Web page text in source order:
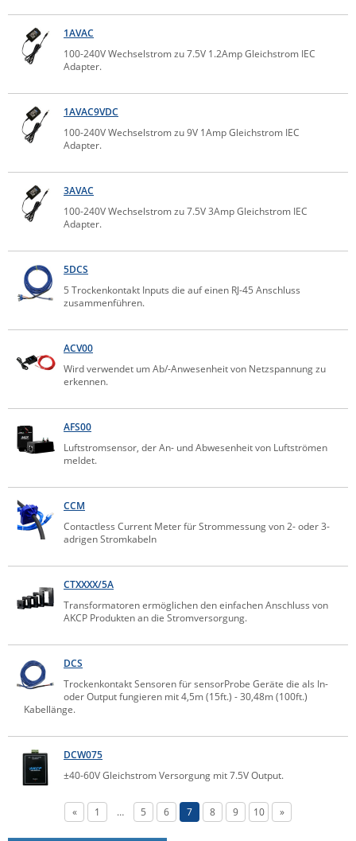
Netio
Panorama Antennas
PatchSee
Power Kingdom
Poynting
Raritan
Riello UPS
Server Technology
Siretta
Sunbird
Tactical Software
Teltonika
Unwired Networks
WATTECO
Westermo
ZPE Systems
1AVAC
100-240V Wechselstrom zu 7.5V 1.2Amp Gleichstrom IEC
Adapter.
1AVAC9VDC
100-240V Wechselstrom zu 9V 1Amp Gleichstrom IEC
Adapter.
3AVAC
100-240V Wechselstrom zu 7.5V 3Amp Gleichstrom IEC
Adapter.
5DCS
5 Trockenkontakt Inputs die auf einen RJ-45 Anschluss
zusammenführen.
ACV00
Wird verwendet um Ab/-Anwesenheit von Netzspannung zu
erkennen.
AFS00
Luftstromsensor, der An- und Abwesenheit von Luftströmen
meldet.
CCM
Contactless Current Meter für Strommessung von 2- oder 3-
adrigen Stromkabeln
CTXXXX/5A
Transformatoren ermöglichen den einfachen Anschluss von
AKCP Produkten an die Stromversorgung.
DCS
Trockenkontakt Sensoren für sensorProbe Geräte die als In-
oder Output fungieren mit 4,5m (15ft.) - 30,48m (100ft.)
Kabellänge.
DCW075
±40-60V Gleichstrom Versorgung mit 7.5V Output.
« 1 … 5 6 7 8 9 10 »